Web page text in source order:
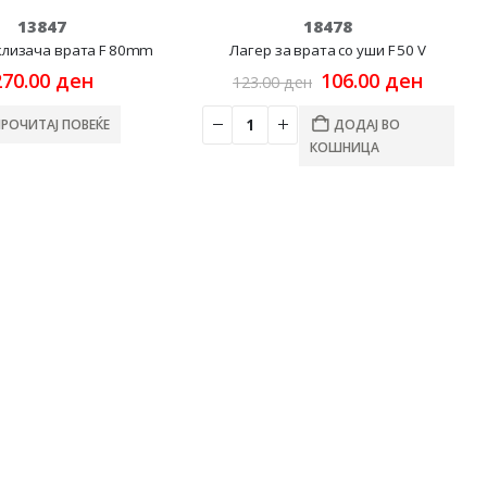
13847
врата F 80mm
ден
ПОВЕЌЕ
18478
Лагер за врата со уши F 50 V
123.00ден Original
was:
123.00 ден.
106.00 ден
ДОДАЈ ВО
КОШНИЦА